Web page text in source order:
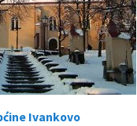
Ivankovo